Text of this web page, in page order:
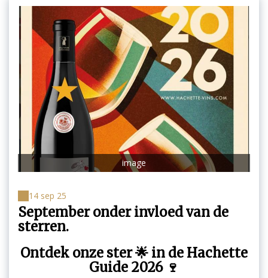
image
14 sep 25
September onder invloed van de
sterren.
Ontdek onze ster 🌟 in de Hachette
Guide 2026 🍷